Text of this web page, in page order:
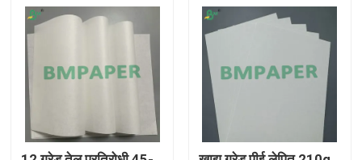
उत्पाद
हमारे बारे में